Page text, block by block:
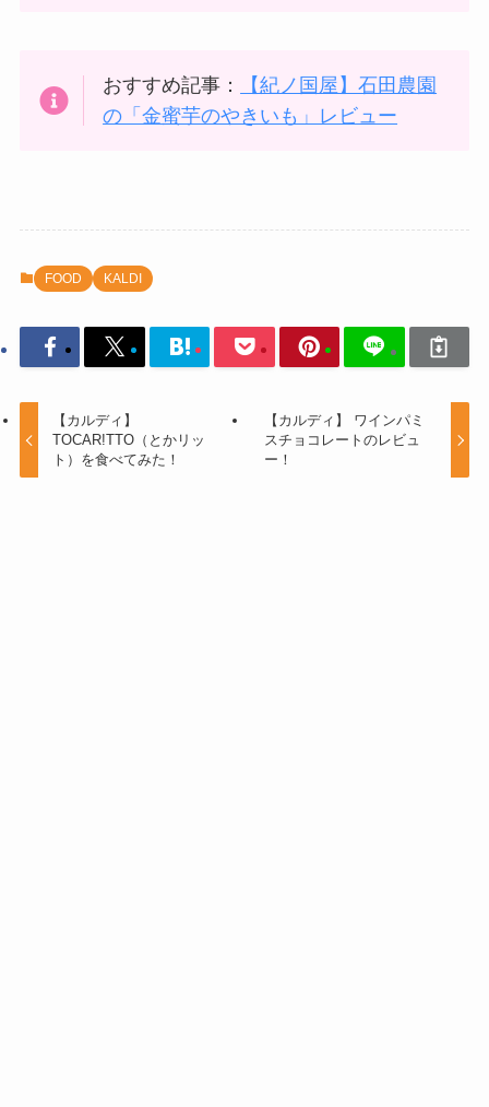
おすすめ記事：
【紀ノ国屋】石田農園
の「金蜜芋のやきいも」レビュー
FOOD KALDI
【カルディ】
TOCAR!TTO（とかリッ
ト）を食べてみた！
【カルディ】 ワインパミ
スチョコレートのレビュ
ー！